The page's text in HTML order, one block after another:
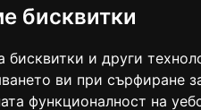
бисквитки
бисквитки и други
ви при сърфиране
функционалност на
balgarkanews@gmail.com